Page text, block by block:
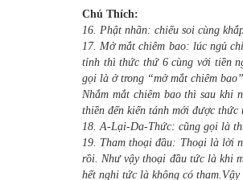
Chú Thích:
16. Phật nhãn: chiếu soi cùng
17. Mở mắt chiêm bao: lúc ngủ
tỉnh thì thức thứ 6 cùng với tiền
gọi là ở trong “mở mắt chiêm
Nhắm mắt chiêm bao thì sau khi
thiền đến kiến tánh mới được
18. A-Lại-Da-Thức: cũng gọi là
19. Tham thoại đầu: Thoại là lời
rồi. Như vậy thoại đầu tức là khi
hết nghi tức là không có